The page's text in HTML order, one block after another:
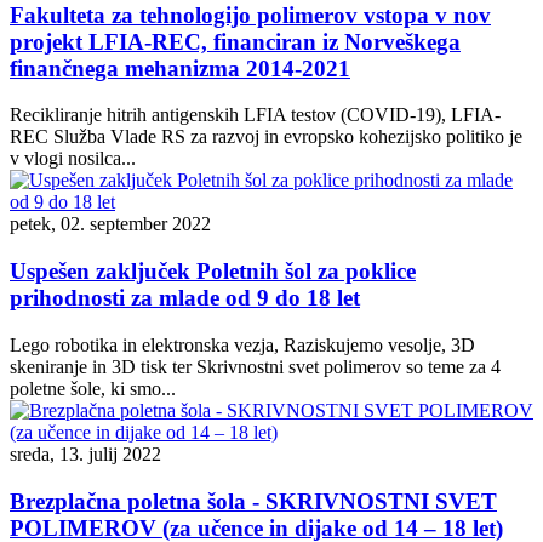
Fakulteta za tehnologijo polimerov vstopa v nov
projekt LFIA-REC, financiran iz Norveškega
finančnega mehanizma 2014-2021
Recikliranje hitrih antigenskih LFIA testov (COVID-19), LFIA-
REC Služba Vlade RS za razvoj in evropsko kohezijsko politiko je
v vlogi nosilca...
petek, 02. september 2022
Uspešen zaključek Poletnih šol za poklice
prihodnosti za mlade od 9 do 18 let
Lego robotika in elektronska vezja, Raziskujemo vesolje, 3D
skeniranje in 3D tisk ter Skrivnostni svet polimerov so teme za 4
poletne šole, ki smo...
sreda, 13. julij 2022
Brezplačna poletna šola - SKRIVNOSTNI SVET
POLIMEROV (za učence in dijake od 14 – 18 let)